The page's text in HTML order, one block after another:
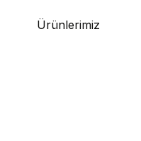
Ürünlerimiz